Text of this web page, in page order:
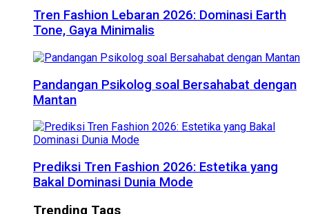
Tren Fashion Lebaran 2026: Dominasi Earth
Tone, Gaya Minimalis
Pandangan Psikolog soal Bersahabat dengan
Mantan
Prediksi Tren Fashion 2026: Estetika yang
Bakal Dominasi Dunia Mode
Trending Tags